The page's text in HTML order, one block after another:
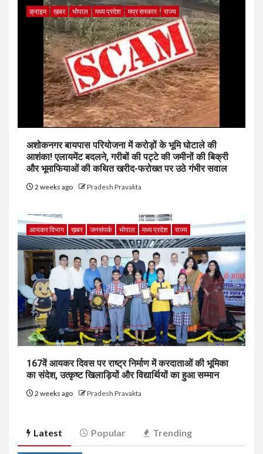
क्राइम ख़बर भोपाल मध्य प्रदेश मप्र सरकार राज्य
अशोकनगर बायपास परियोजना में करोड़ों के भूमि घोटाले की
आशंका! एलायमेंट बदलने, गरीबों की पट्टे की जमीनों की बिक्री
और भूमाफियाओं की कथित खरीद-फरोख्त पर उठे गंभीर सवाल
2 weeks ago Pradesh Pravakta
आयकर विभाग ख़बर जनसंपर्क भोपाल मध्य प्रदेश राज्य
167वें आयकर दिवस पर राष्ट्र निर्माण में करदाताओं की भूमिका
का संदेश, उत्कृष्ट खिलाड़ियों और विद्यार्थियों का हुआ सम्मान
2 weeks ago Pradesh Pravakta
Latest Popular Trending